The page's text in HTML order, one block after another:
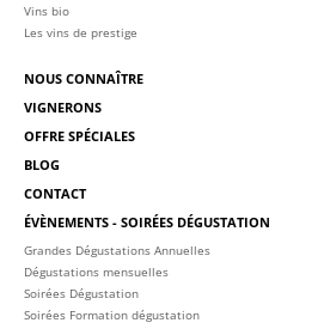
Vins bio
Les vins de prestige
NOUS CONNAÎTRE
VIGNERONS
OFFRE SPÉCIALES
BLOG
CONTACT
ÉVÈNEMENTS - SOIRÉES DÉGUSTATION
Grandes Dégustations Annuelles
Dégustations mensuelles
Soirées Dégustation
Soirées Formation dégustation